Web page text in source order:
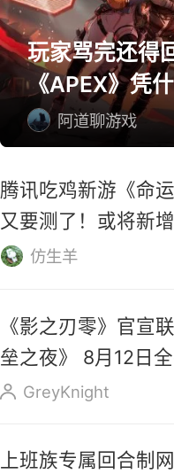
玩家骂完还得
《APEX》凭
第一桌？
阿道聊游戏
腾讯吃鸡新游《命运
又要测了！或将新
玩法！
仿生羊
《影之刃零》官宣
垒之夜》 8月12日
售 GreyKnight
上班族专属回合制